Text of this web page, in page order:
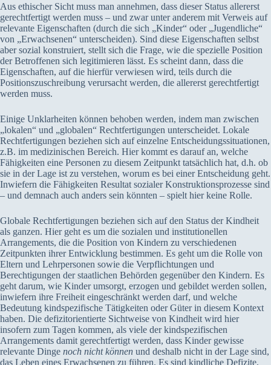
Aus ethischer Sicht muss man annehmen, dass dieser Status allererst
gerechtfertigt werden muss – und zwar unter anderem mit Verweis auf
relevante Eigenschaften (durch die sich „Kinder“ oder „Jugendliche“
von „Erwachsenen“ unterscheiden). Sind diese Eigenschaften selbst
aber sozial konstruiert, stellt sich die Frage, wie die spezielle Position
der Betroffenen sich legitimieren lässt. Es scheint dann, dass die
Eigenschaften, auf die hierfür verwiesen wird, teils durch die
Positionszuschreibung verursacht werden, die allererst gerechtfertigt
werden muss.
Einige Unklarheiten können behoben werden, indem man zwischen
„lokalen“ und „globalen“ Rechtfertigungen unterscheidet. Lokale
Rechtfertigungen beziehen sich auf einzelne Entscheidungssituationen,
z.B. im medizinischen Bereich. Hier kommt es darauf an, welche
Fähigkeiten eine Personen zu diesem Zeitpunkt tatsächlich hat, d.h. ob
sie in der Lage ist zu verstehen, worum es bei einer Entscheidung geht.
Inwiefern die Fähigkeiten Resultat sozialer Konstruktionsprozesse sind
– und demnach auch anders sein könnten – spielt hier keine Rolle.
Globale Rechtfertigungen beziehen sich auf den Status der Kindheit
als ganzen. Hier geht es um die sozialen und institutionellen
Arrangements, die die Position von Kindern zu verschiedenen
Zeitpunkten ihrer Entwicklung bestimmen. Es geht um die Rolle von
Eltern und Lehrpersonen sowie die Verpflichtungen und
Berechtigungen der staatlichen Behörden gegenüber den Kindern. Es
geht darum, wie Kinder umsorgt, erzogen und gebildet werden sollen,
inwiefern ihre Freiheit eingeschränkt werden darf, und welche
Bedeutung kindspezifische Tätigkeiten oder Güter in diesem Kontext
haben. Die defizitorientierte Sichtweise von Kindheit wird hier
insofern zum Tagen kommen, als viele der kindspezifischen
Arrangements damit gerechtfertigt werden, dass Kinder gewisse
relevante Dinge noch nicht können und deshalb nicht in der Lage sind,
das Leben eines Erwachsenen zu führen. Es sind kindliche Defizite,